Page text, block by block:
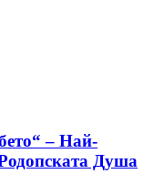
– Най-
Душа